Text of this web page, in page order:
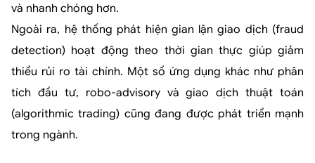
và nhanh chóng hơn.
Ngoài ra, hệ thống phát hiện gian lận giao dịch (fraud
detection) hoạt động theo thời gian thực giúp giảm
thiểu rủi ro tài chính. Một số ứng dụng khác như phân
tích đầu tư, robo-advisory và giao dịch thuật toán
(algorithmic trading) cũng đang được phát triển mạnh
trong ngành.